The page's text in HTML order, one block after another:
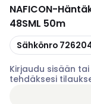
NAFICON-
48SML 50m
Kopioi
Sähkönro
Kirjaudu sisään
tehdäksesi